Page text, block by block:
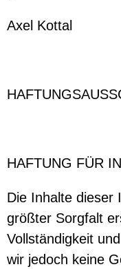
Axel Kottal
HAFTUNG FÜR
Die Inhalte dieser
größter Sorgfalt
Vollständigkeit
wir jedoch keine